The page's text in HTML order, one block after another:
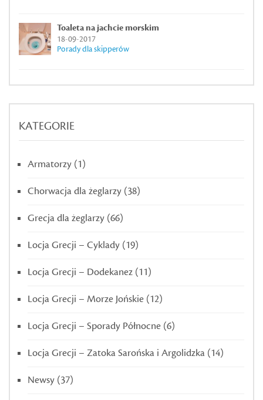
Toaleta na jachcie morskim
18-09-2017
Porady dla skipperów
KATEGORIE
Armatorzy (1)
Chorwacja dla żeglarzy (38)
Grecja dla żeglarzy (66)
Locja Grecji – Cyklady (19)
Locja Grecji – Dodekanez (11)
Locja Grecji – Morze Jońskie (12)
Locja Grecji – Sporady Północne (6)
Locja Grecji – Zatoka Sarońska i Argolidzka (14)
Newsy (37)